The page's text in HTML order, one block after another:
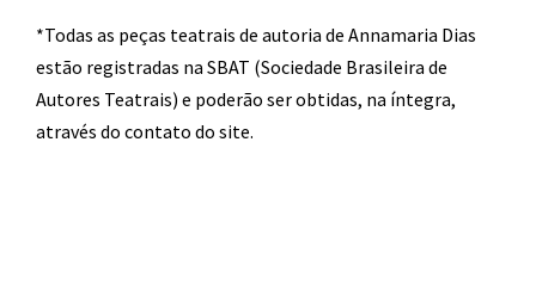
*Todas as peças teatrais de autoria de Annamaria Dias
estão registradas na SBAT (Sociedade Brasileira de
Autores Teatrais) e poderão ser obtidas, na íntegra,
através do contato do site.